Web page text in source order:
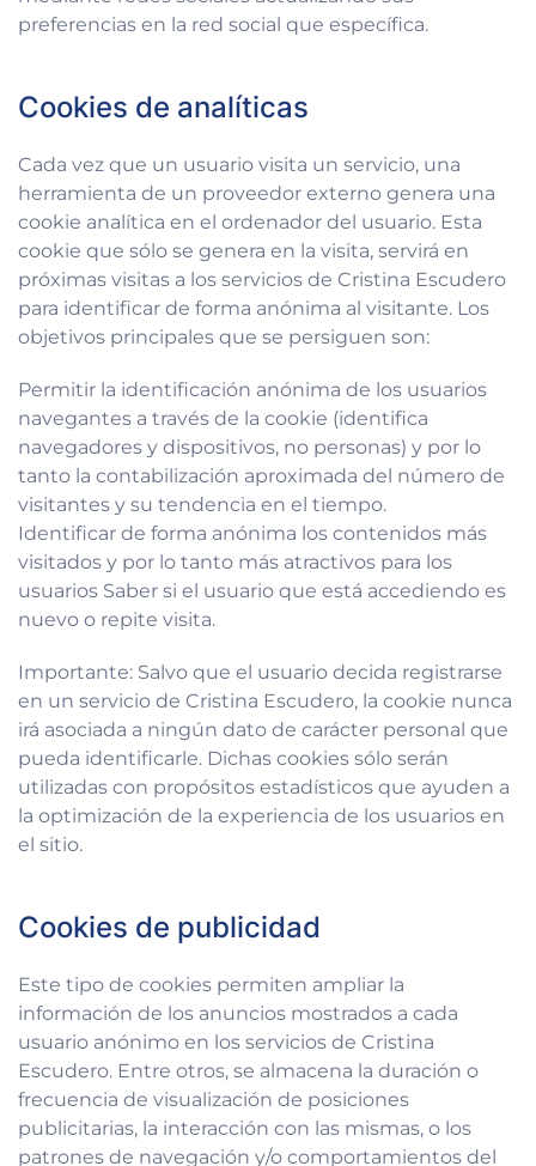
preferencias en la red social que específica.
Cookies de analíticas
Cada vez que un usuario visita un servicio, una
herramienta de un proveedor externo genera una
cookie analítica en el ordenador del usuario. Esta
cookie que sólo se genera en la visita, servirá en
próximas visitas a los servicios de Cristina Escudero
para identificar de forma anónima al visitante. Los
objetivos principales que se persiguen son:
Permitir la identificación anónima de los usuarios
navegantes a través de la cookie (identifica
navegadores y dispositivos, no personas) y por lo
tanto la contabilización aproximada del número de
visitantes y su tendencia en el tiempo.
Identificar de forma anónima los contenidos más
visitados y por lo tanto más atractivos para los
usuarios Saber si el usuario que está accediendo es
nuevo o repite visita.
Importante: Salvo que el usuario decida registrarse
en un servicio de Cristina Escudero, la cookie nunca
irá asociada a ningún dato de carácter personal que
pueda identificarle. Dichas cookies sólo serán
utilizadas con propósitos estadísticos que ayuden a
la optimización de la experiencia de los usuarios en
el sitio.
Cookies de publicidad
Este tipo de cookies permiten ampliar la
información de los anuncios mostrados a cada
usuario anónimo en los servicios de Cristina
Escudero. Entre otros, se almacena la duración o
frecuencia de visualización de posiciones
publicitarias, la interacción con las mismas, o los
patrones de navegación y/o comportamientos del